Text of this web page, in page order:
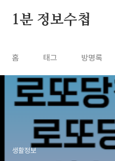
1분 정보수첩
홈 태그 방명록
생활정보